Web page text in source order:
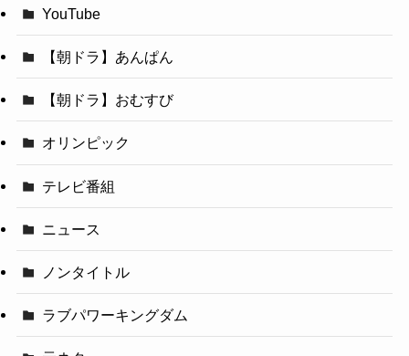
YouTube
【朝ドラ】あんぱん
【朝ドラ】おむすび
オリンピック
テレビ番組
ニュース
ノンタイトル
ラブパワーキングダム